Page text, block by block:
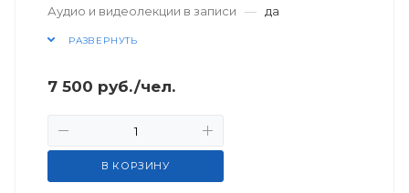
Аудио и видеолекции в записи
— да
РАЗВЕРНУТЬ
7 500 руб./чел.
В КОРЗИНУ